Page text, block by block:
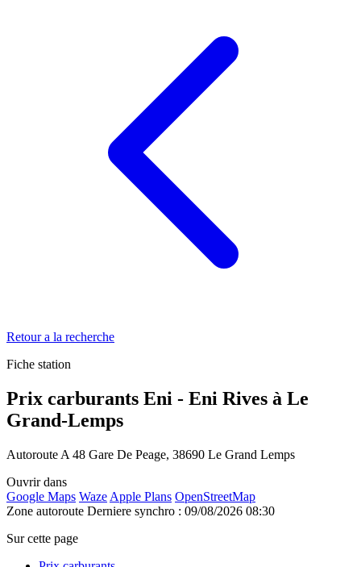
Retour a la recherche
Fiche station
Prix carburants Eni - Eni Rives à Le
Grand-Lemps
Autoroute A 48 Gare De Peage, 38690 Le Grand Lemps
Ouvrir dans
Google Maps Waze Apple Plans OpenStreetMap
Zone autoroute Derniere synchro : 09/08/2026 08:30
Sur cette page